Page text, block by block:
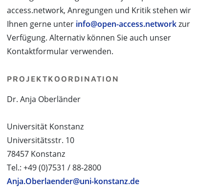
access.network, Anregungen und Kritik stehen wir
Ihnen gerne unter info@open-access.networkzur
Verfügung. Alternativ können Sie auch unser
Kontaktformular verwenden.
PROJEKTKOORDINATION
Dr. Anja Oberländer
Universität Konstanz
Universitätsstr. 10
78457 Konstanz
Tel.: +49 (0)7531 / 88-2800
Anja.Oberlaender@uni-konstanz.de